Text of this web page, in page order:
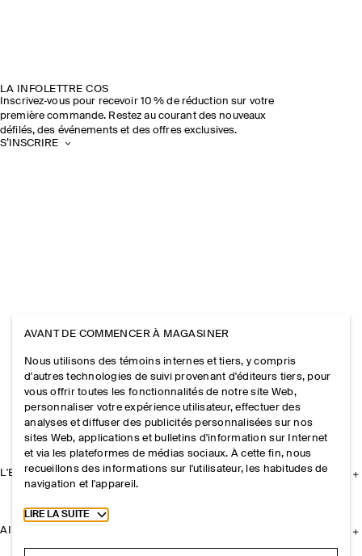
LA INFOLETTRE COS
Inscrivez‑vous pour recevoir 10 % de réduction sur votre
première commande. Restez au courant des nouveaux
défilés, des événements et des offres exclusives.
S’INSCRIRE
L'ENTREPRISE
AIDE
AVANT DE COMMENCER À MAGASINER
Nous utilisons des témoins internes et tiers, y compris
d'autres technologies de suivi provenant d'éditeurs tiers, pour
vous offrir toutes les fonctionnalités de notre site Web,
personnaliser votre expérience utilisateur, effectuer des
analyses et diffuser des publicités personnalisées sur nos
sites Web, applications et bulletins d'information sur Internet
et via les plateformes de médias sociaux. À cette fin, nous
recueillons des informations sur l'utilisateur, les habitudes de
navigation et l'appareil.
Toggle more cookie information
LIRE LA SUITE